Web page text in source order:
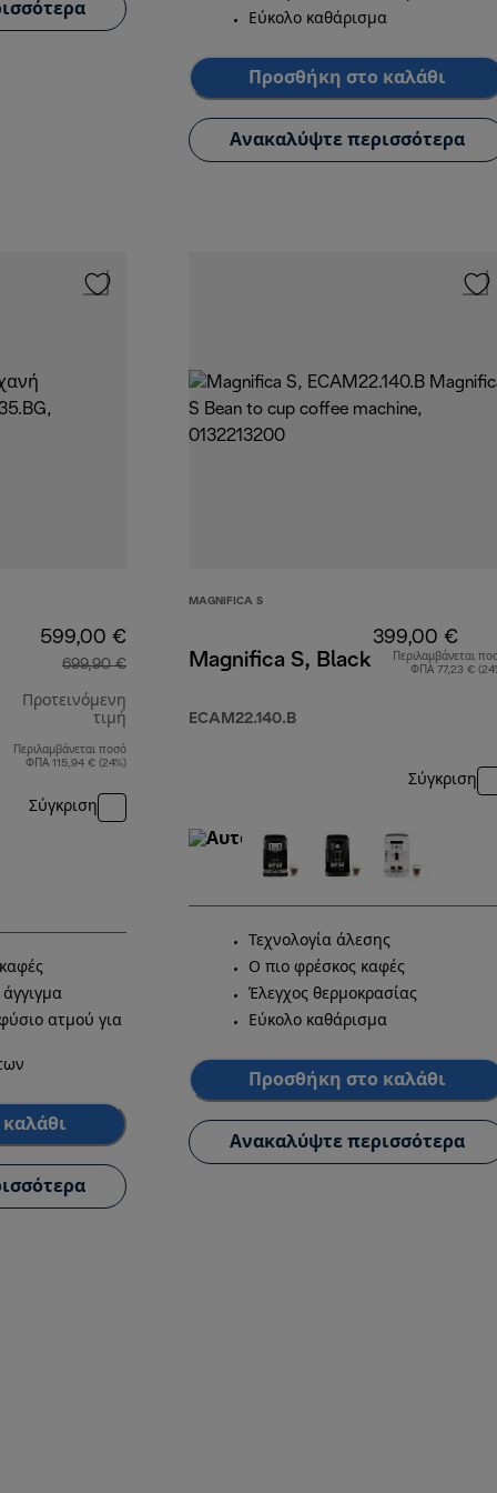
Εύκολο καθάρισμα
Προσθήκη στο καλάθι
Ανακαλύψτε περισσότερα
599,00 €
699,90 €
Προτεινόμενη
τιμή
αρχική τιμή 699,90 €
Περιλαμβάνεται ποσό
ΦΠΑ 115,94 € (24%)
Σύγκριση
ατμού για
MAGNIFICA S
Magnifica S, Black
ECAM22.140.B
399,00 €
Περιλαμβάνεται
ΦΠΑ 77,23 €
Σύγκριση
Τεχνολογία άλεσης
Ο πιο φρέσκος καφές
Έλεγχος θερμοκρασίας
Εύκολο καθάρισμα
Προσθήκη στο καλάθι
Ανακαλύψτε περισσότερα